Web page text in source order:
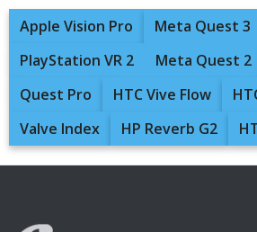
Apple Vision Pro
Meta Quest 3
PlayStation VR 2
Meta Quest 2
Quest Pro
HTC Vive Flow
Valve Index
HP Reverb G2